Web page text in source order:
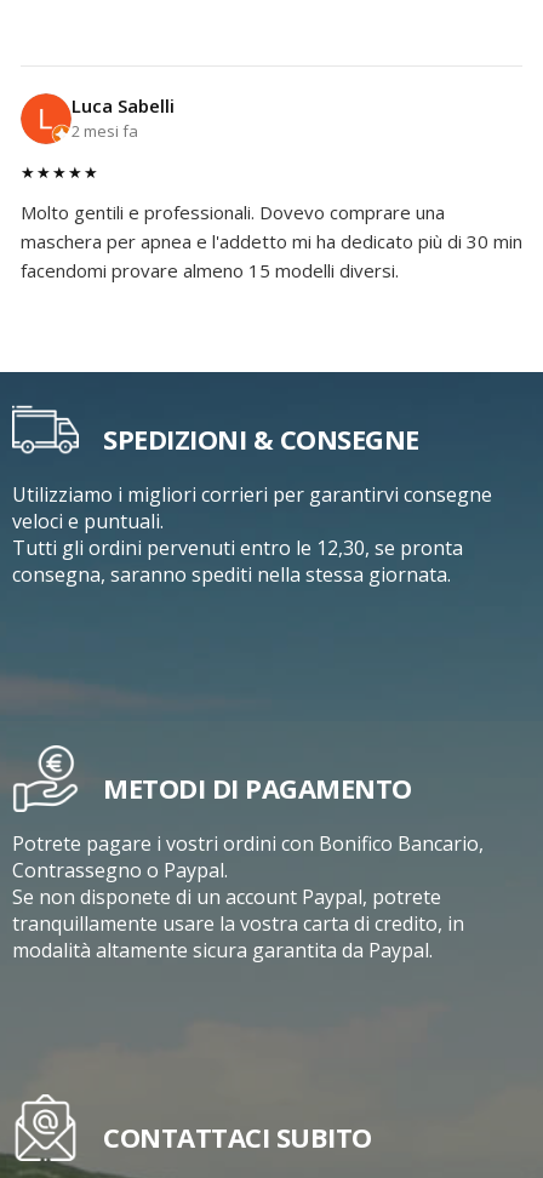
Luca Sabelli
2 mesi fa
★★★★★
Molto gentili e professionali. Dovevo comprare una
maschera per apnea e l'addetto mi ha dedicato più di 30 min
facendomi provare almeno 15 modelli diversi.
SPEDIZIONI & CONSEGNE
Utilizziamo i migliori corrieri per garantirvi consegne
veloci e puntuali.
Tutti gli ordini pervenuti entro le 12,30, se pronta
consegna, saranno spediti nella stessa giornata.
METODI DI PAGAMENTO
Potrete pagare i vostri ordini con Bonifico Bancario,
Contrassegno o Paypal.
Se non disponete di un account Paypal, potrete
tranquillamente usare la vostra carta di credito, in
modalità altamente sicura garantita da Paypal.
CONTATTACI SUBITO